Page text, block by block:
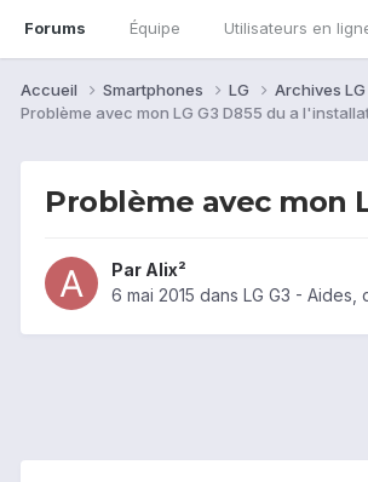
Forums Équipe Utilisateurs en
Accueil Smartphones LG Archives LG
Problème avec mon LG G3 D855 du a
Problème avec mon
Par Alix²
6 mai 2015 dans LG G3 - Aides,